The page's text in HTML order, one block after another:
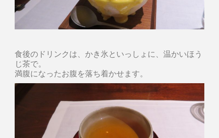
食後のドリンクは、かき氷といっしょに、温かいほう
じ茶で。
満腹になったお腹を落ち着かせます。